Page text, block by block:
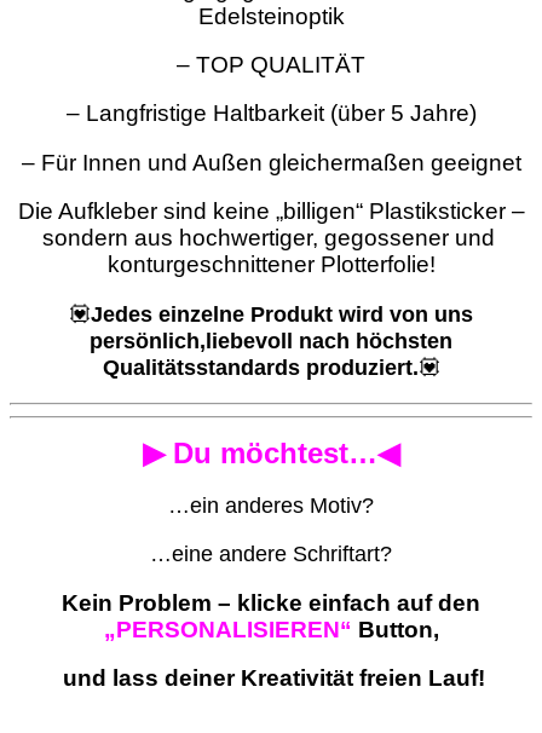
Edelsteinoptik
– TOP QUALITÄT
– Langfristige Haltbarkeit (über 5 Jahre)
– Für Innen und Außen gleichermaßen geeignet
Die Aufkleber sind keine „billigen“ Plastiksticker –
sondern aus hochwertiger, gegossener und
konturgeschnittener Plotterfolie!
💟Jedes einzelne Produkt wird von uns
persönlich,liebevoll nach höchsten
Qualitätsstandards produziert.💟
▶ Du möchtest…◀
…ein anderes Motiv?
…eine andere Schriftart?
Kein Problem – klicke einfach auf den
„PERSONALISIEREN“ Button,
und lass deiner Kreativität freien Lauf!